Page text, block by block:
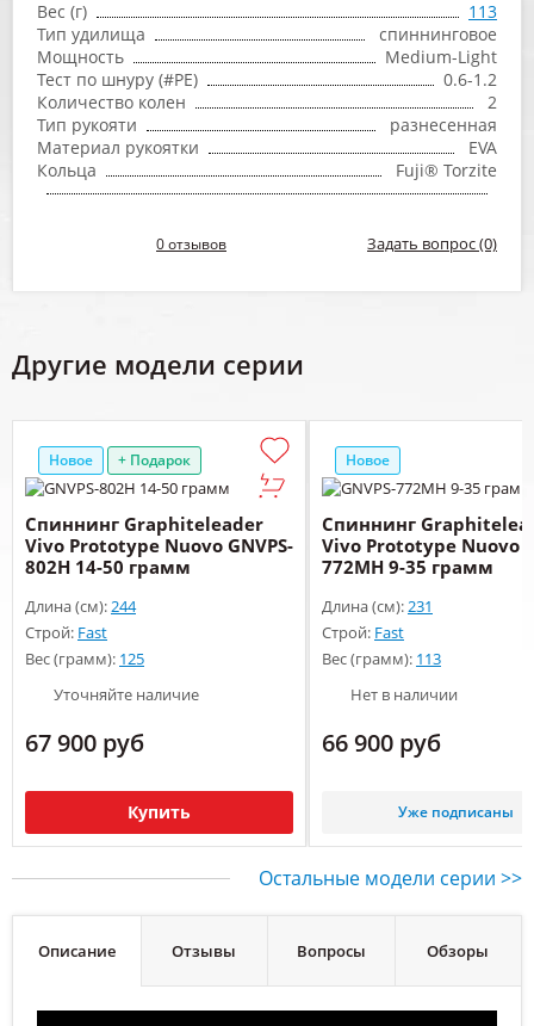
Вес (г)
113
Тип удилища
спиннинговое
Мощность
Medium-Light
Тест по шнуру (#PE)
0.6-1.2
Количество колен
2
Тип рукояти
разнесенная
Материал рукоятки
EVA
Кольца
Fuji® Torzite
0 отзывов Задать вопрос (0)
Другие модели серии
Новое + Подарок
Спиннинг Graphiteleader
Vivo Prototype Nuovo GNVPS-
802H 14-50 грамм
Длина (см):244
Строй: Fast
Вес (грамм): 125
Уточняйте наличие
67 900 руб
Купить
Новое
Спиннинг
Vivo Prototype Nuovo
772MH 9-35 грамм
Длина (см):231
Строй: Fast
Вес (грамм): 113
Нет в наличии
66 900 руб
Уже подписаны
Остальные модели серии >>
Описание Отзывы Вопросы Обзоры